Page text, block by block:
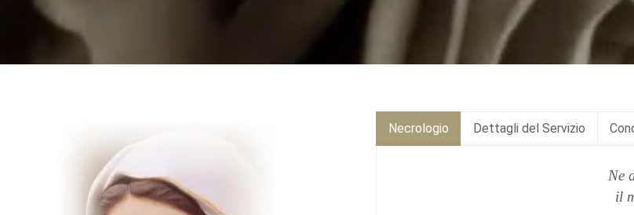
Necrologio Dettagli del Servizio
Ne
il